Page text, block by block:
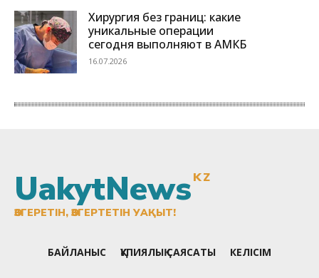
UakytNewsKZ
ӨЗГЕРЕТІН, ӨЗГЕРТЕТІН УАҚЫТ!
БАЙЛАНЫС ҚҰПИЯЛЫҚ САЯСАТЫ КЕЛІСІМ